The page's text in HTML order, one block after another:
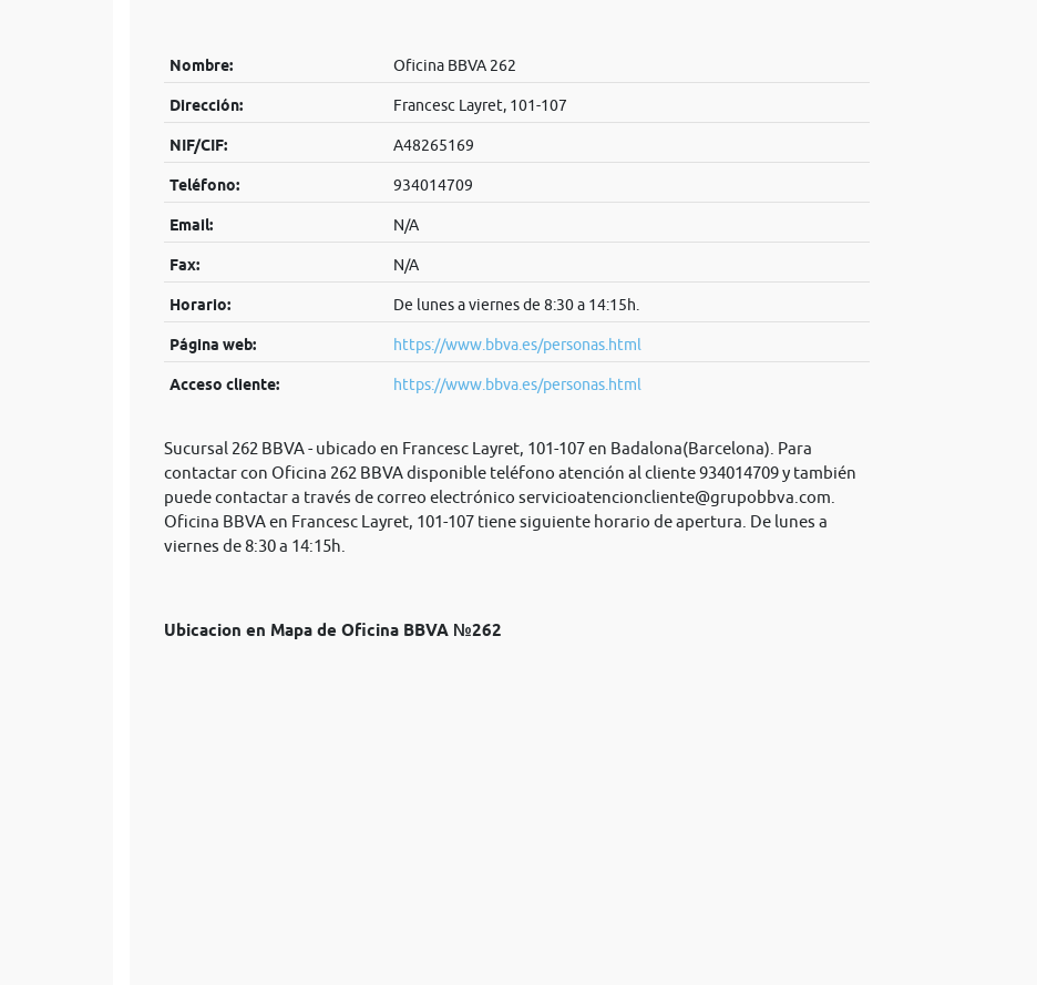
Nombre: Oficina BBVA 262
Dirección: Francesc Layret, 101-107
NIF/CIF: A48265169
Teléfono: 934014709
Email: N/A
Fax: N/A
Horario: De lunes a viernes de 8:30 a 14:15h.
Página web: https://www.bbva.es/personas.html
Acceso cliente: https://www.bbva.es/personas.html
Sucursal 262 BBVA - ubicado en Francesc Layret, 101-107 en Badalona(Barcelona). Para
contactar con Oficina 262 BBVA disponible teléfono atención al cliente 934014709 y también
puede contactar a través de correo electrónico servicioatencioncliente@grupobbva.com
Oficina BBVA en Francesc Layret, 101-107 tiene siguiente horario de apertura. De lunes a
viernes de 8:30 a 14:15h.
Ubicacion en Mapa de Oficina BBVA №262